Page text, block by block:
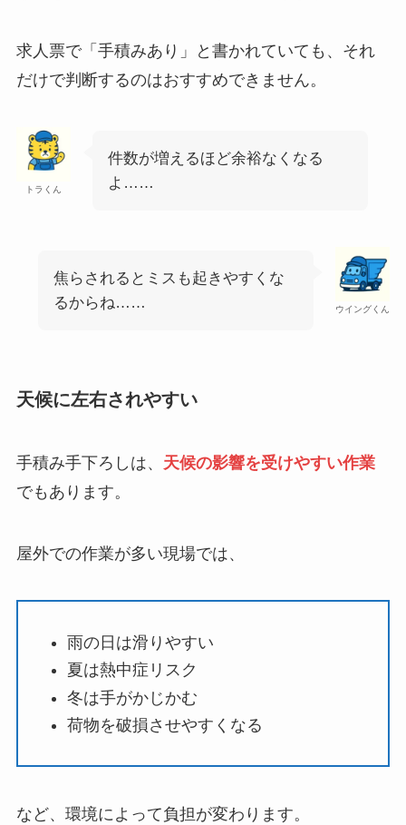
求人票で「手積みあり」と書かれていても、それ
だけで判断するのはおすすめできません。
トラくん
件数が増えるほど余裕なくなる
よ……
ウイングくん
焦らされるとミスも起きやすくな
るからね……
天候に左右されやすい
手積み手下ろしは、 天候の影響を受けやすい作業
でもあります。
屋外での作業が多い現場では、
雨の日は滑りやすい
夏は熱中症リスク
冬は手がかじかむ
荷物を破損させやすくなる
など、環境によって負担が変わります。